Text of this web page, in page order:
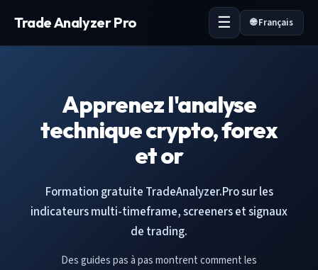
Trade Analyzer Pro 🌐 Français
Apprenez l'analyse
technique crypto, forex
et or
Formation gratuite TradeAnalyzer.Pro sur les
indicateurs multi-timeframe, screeners et signaux
de trading.
Des guides pas à pas montrent comment les